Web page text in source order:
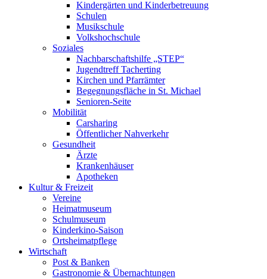
Kindergärten und Kinderbetreuung
Schulen
Musikschule
Volkshochschule
Soziales
Nachbarschaftshilfe „STEP“
Jugendtreff Tacherting
Kirchen und Pfarrämter
Begegnungsfläche in St. Michael
Senioren-Seite
Mobilität
Carsharing
Öffentlicher Nahverkehr
Gesundheit
Ärzte
Krankenhäuser
Apotheken
Kultur & Freizeit
Vereine
Heimatmuseum
Schulmuseum
Kinderkino-Saison
Ortsheimatpflege
Wirtschaft
Post & Banken
Gastronomie & Übernachtungen